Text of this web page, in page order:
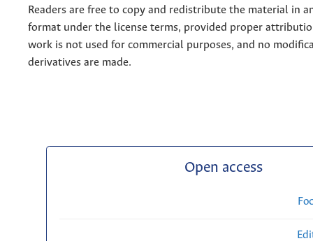
Readers are free to copy and redistribute the material in
format under the license terms, provided proper
work is not used for commercial purposes, and no
derivatives are made.
Open access